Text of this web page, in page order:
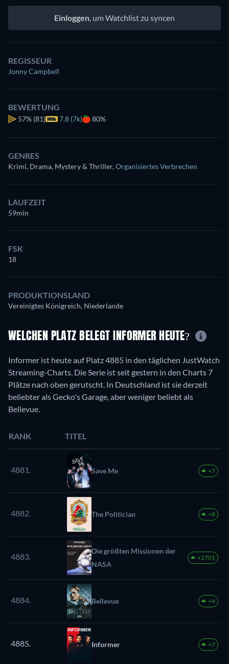
Einloggen , um Watchlist zu syncen
REGISSEUR
Jonny Campbell
BEWERTUNG
57% (81) 7.8 (7k) 80%
GENRES
Krimi, Drama, Mystery & Thriller,Organisiertes Verbrechen
LAUFZEIT
59min
FSK
18
PRODUKTIONSLAND
Vereinigtes Königreich, Niederlande
WELCHEN PLATZ BELEGT INFORMER HEUTE?
Informer ist heute auf Platz 4885 in den täglichen JustWatch
Streaming-Charts. Die Serie ist seit gestern in den Charts 7
Plätze nach oben gerutscht. In Deutschland ist sie derzeit
beliebter als Gecko's Garage, aber weniger beliebt als
Bellevue.
RANK TITEL
4881. Save Me +7
4882. The Politician +8
4883.
Die größten Missionen der
NASA
+2701
4884. Bellevue +4
4885. Informer +7